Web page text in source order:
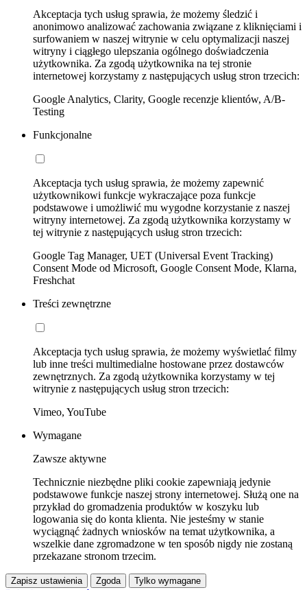
Akceptacja tych usług sprawia, że możemy śledzić i
anonimowo analizować zachowania związane z kliknięciami i
surfowaniem w naszej witrynie w celu optymalizacji naszej
witryny i ciągłego ulepszania ogólnego doświadczenia
użytkownika. Za zgodą użytkownika na tej stronie
internetowej korzystamy z następujących usług stron trzecich:
Google Analytics, Clarity, Google recenzje klientów, A/B-
Testing
Funkcjonalne
Akceptacja tych usług sprawia, że możemy zapewnić
użytkownikowi funkcje wykraczające poza funkcje
podstawowe i umożliwić mu wygodne korzystanie z naszej
witryny internetowej. Za zgodą użytkownika korzystamy w
tej witrynie z następujących usług stron trzecich:
Google Tag Manager, UET (Universal Event Tracking)
Consent Mode od Microsoft, Google Consent Mode, Klarna,
Freshchat
Treści zewnętrzne
Akceptacja tych usług sprawia, że możemy wyświetlać filmy
lub inne treści multimedialne hostowane przez dostawców
zewnętrznych. Za zgodą użytkownika korzystamy w tej
witrynie z następujących usług stron trzecich:
Vimeo, YouTube
Wymagane
Zawsze aktywne
Technicznie niezbędne pliki cookie zapewniają jedynie
podstawowe funkcje naszej strony internetowej. Służą one na
przykład do gromadzenia produktów w koszyku lub
logowania się do konta klienta. Nie jesteśmy w stanie
wyciągnąć żadnych wniosków na temat użytkownika, a
wszelkie dane zgromadzone w ten sposób nigdy nie zostaną
przekazane stronom trzecim.
Zapisz ustawienia Zgoda Tylko wymagane